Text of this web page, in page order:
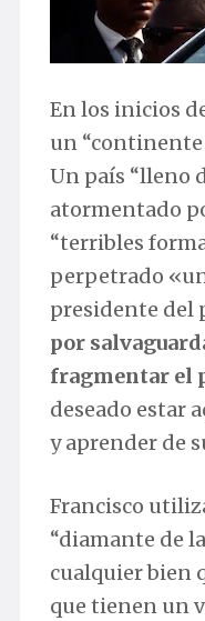
En los inicios
un “continente
Un país “lleno
atormentado
“terribles
perpetrado
presidente del
por
fragmentar el
deseado estar
y aprender de
Francisco
“diamante de
cualquier bien
que tienen un